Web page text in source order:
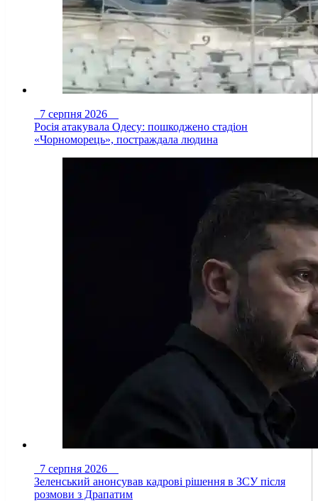
7 серпня 2026
Росія атакувала Одесу: пошкоджено стадіон
«Чорноморець», постраждала людина
7 серпня 2026
Зеленський анонсував кадрові рішення в ЗСУ після
розмови з Драпатим